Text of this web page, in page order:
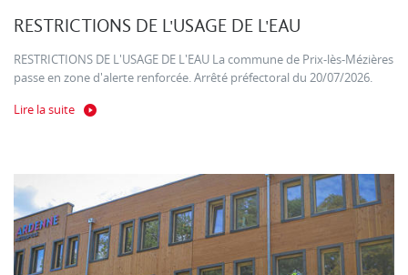
RESTRICTIONS DE L'USAGE DE L'EAU
RESTRICTIONS DE L'USAGE DE L'EAU La commune de Prix-lès-Mézières
passe en zone d'alerte renforcée. Arrêté préfectoral du 20/07/2026.
Lire la suite